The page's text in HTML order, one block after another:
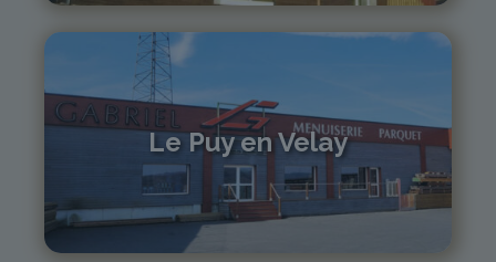
Le Puy en Velay
04 71 01 13 30
lepuy@gabriel-sa.fr